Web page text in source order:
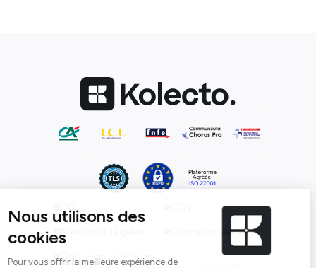
CGU
Mentions légales
Confidentialité
Gérez vos cookies